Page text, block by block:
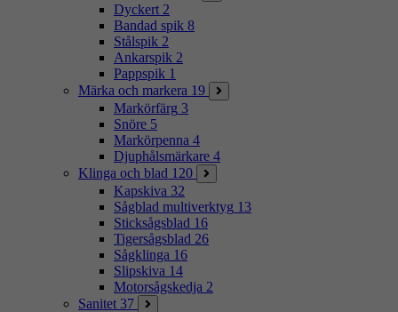
Dyckert 2
Bandad spik 8
Stålspik 2
Ankarspik 2
Pappspik 1
Märka och markera 19
Markörfärg 3
Snöre 5
Markörpenna 4
Djuphålsmärkare 4
Klinga och blad 120
Kapskiva 32
Sågblad multiverktyg 13
Sticksågsblad 16
Tigersågsblad 26
Sågklinga 16
Slipskiva 14
Motorsågskedja 2
Sanitet 37